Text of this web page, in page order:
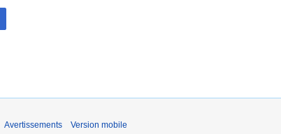
Avertissements Version mobile